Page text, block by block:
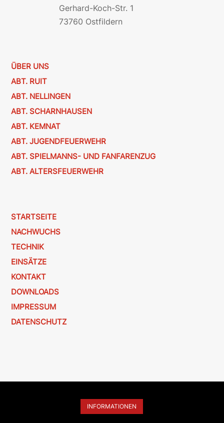
Gerhard-Koch-Str. 1
73760 Ostfildern
ÜBER UNS
ABT. RUIT
ABT. NELLINGEN
ABT. SCHARNHAUSEN
ABT. KEMNAT
ABT. JUGENDFEUERWEHR
ABT. SPIELMANNS- UND FANFARENZUG
ABT. ALTERSFEUERWEHR
STARTSEITE
NACHWUCHS
TECHNIK
EINSÄTZE
KONTAKT
DOWNLOADS
IMPRESSUM
DATENSCHUTZ
INFORMATIONEN